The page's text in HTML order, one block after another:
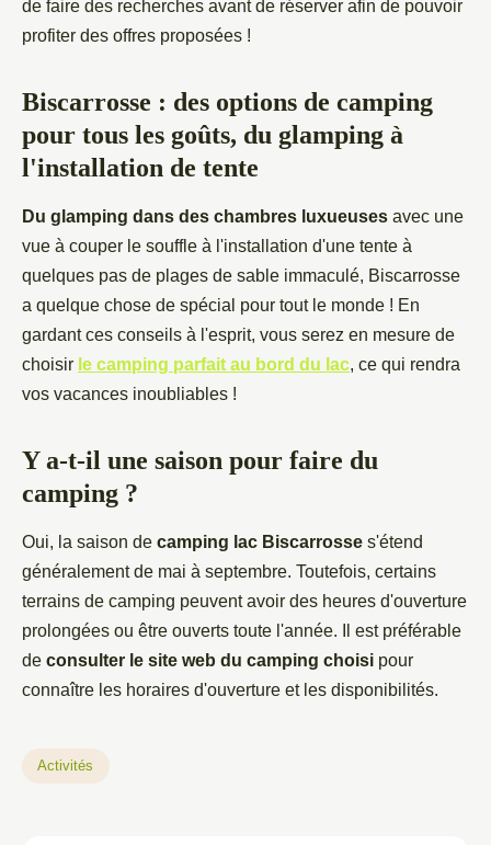
de faire des recherches avant de réserver afin de pouvoir
profiter des offres proposées !
Biscarrosse : des options de camping
pour tous les goûts, du glamping à
l'installation de tente
Du glamping dans des chambres luxueuses avec une
vue à couper le souffle à l'installation d'une tente à
quelques pas de plages de sable immaculé, Biscarrosse
a quelque chose de spécial pour tout le monde ! En
gardant ces conseils à l'esprit, vous serez en mesure de
choisir le camping parfait au bord du lac, ce qui rendra
vos vacances inoubliables !
Y a-t-il une saison pour faire du
camping ?
Oui, la saison de camping lac Biscarrosse s'étend
généralement de mai à septembre. Toutefois, certains
terrains de camping peuvent avoir des heures d'ouverture
prolongées ou être ouverts toute l'année. Il est préférable
de consulter le site web du camping choisi pour
connaître les horaires d'ouverture et les disponibilités.
Activités